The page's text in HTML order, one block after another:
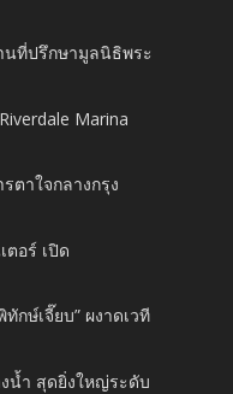
ที่ปรึกษามูลนิธิพระ
Marina
ตาใจกลางกรุง
ตอร์ เปิด
กษ์เจี๊ยบ” ผงาดเวที
น้ำ สุดยิ่งใหญ่ระดับ